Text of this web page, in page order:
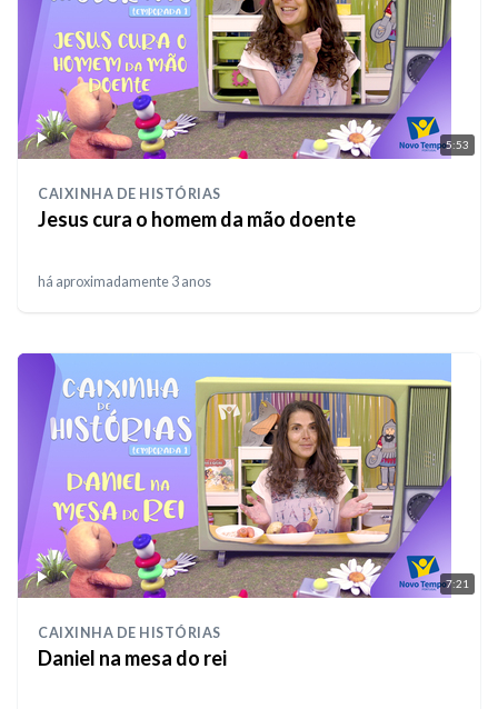
5:53
CAIXINHA DE HISTÓRIAS
Jesus cura o homem da mão doente
há aproximadamente 3 anos
7:21
CAIXINHA DE HISTÓRIAS
Daniel na mesa do rei